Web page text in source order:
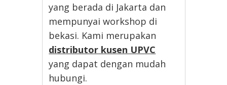
yang berada di Jakarta dan
mempunyai workshop di
bekasi. Kami merupakan
distributor kusen UPVC
yang dapat dengan mudah
hubungi.